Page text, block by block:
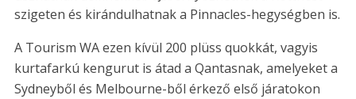
szigeten és kirándulhatnak a Pinnacles-hegységben is.
A Tourism WA ezen kívül 200 plüss quokkát, vagyis
kurtafarkú kengurut is átad a Qantasnak, amelyeket a
Sydneyből és Melbourne-ből érkező első járatokon